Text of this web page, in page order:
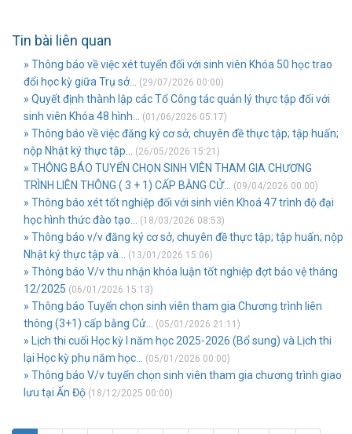
Tin bài liên quan
» Thông báo về việc xét tuyển đối với sinh viên Khóa 50 học trao
đổi học kỳ giữa Trụ sở...
(29/07/2026 00:00)
» Quyết định thành lập các Tổ Công tác quản lý thực tập đối với
sinh viên Khóa 48 hình...
(01/06/2026 05:17)
» Thông báo về việc đăng ký cơ sở, chuyên đề thực tập; tập huấn;
nộp Nhật ký thực tập...
(26/05/2026 15:21)
» THÔNG BÁO TUYỂN CHỌN SINH VIÊN THAM GIA CHƯƠNG
TRÌNH LIÊN THÔNG ( 3 + 1) CẤP BẰNG CỬ...
(09/04/2026 00:00)
» Thông báo xét tốt nghiệp đối với sinh viên Khoá 47 trình độ đại
học hình thức đào tạo...
(18/03/2026 08:53)
» Thông báo v/v đăng ký cơ sở, chuyên đề thực tập; tập huấn; nộp
Nhật ký thực tập và...
(13/01/2026 15:06)
» Thông báo V/v thu nhận khóa luận tốt nghiệp đợt bảo vệ tháng
12/2025 (06/01/2026 15:13)
» Thông báo Tuyển chọn sinh viên tham gia Chương trình liên
thông (3+1) cấp bằng Cử...
(05/01/2026 21:11)
» Lịch thi cuối Học kỳ I năm học 2025-2026 (Bổ sung) và Lịch thi
lại Học kỳ phụ năm học...
(05/01/2026 00:00)
» Thông báo V/v tuyển chọn sinh viên tham gia chương trình giao
lưu tại Ấn Độ (18/12/2025 00:00)